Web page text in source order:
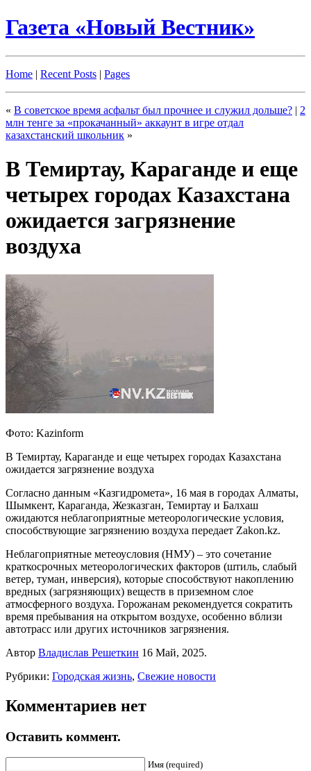
Газета «Новый Вестник»
Home | Recent Posts | Pages
« В советское время асфальт был прочнее и служил дольше? | 2
млн тенге за «прокачанный» аккаунт в игре отдал
казахстанский школьник »
В Темиртау, Караганде и еще
четырех городах Казахстана
ожидается загрязнение
воздуха
Фото: Kazinform
В Темиртау, Караганде и еще четырех городах Казахстана
ожидается загрязнение воздуха
Согласно данным «Казгидромета», 16 мая в городах Алматы,
Шымкент, Караганда, Жезказган, Темиртау и Балхаш
ожидаются неблагоприятные метеорологические условия,
способствующие загрязнению воздуха передает Zakon.kz.
Неблагоприятные метеоусловия (НМУ) – это сочетание
краткосрочных метеорологических факторов (штиль, слабый
ветер, туман, инверсия), которые способствуют накоплению
вредных (загрязняющих) веществ в приземном слое
атмосферного воздуха. Горожанам рекомендуется сократить
время пребывания на открытом воздухе, особенно вблизи
автотрасс или других источников загрязнения.
Автор Владислав Решеткин 16 Май, 2025.
Рубрики: Городская жизнь, Свежие новости
Комментариев нет
Оставить коммент.
Имя (required)